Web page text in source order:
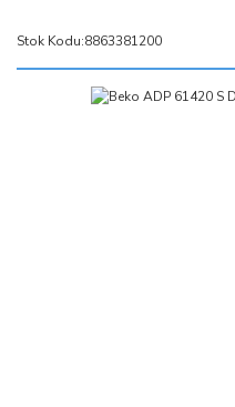
Stok Kodu:8863381200